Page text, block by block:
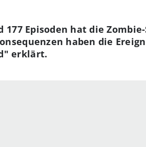
Episoden hat die
haben die
erklärt.